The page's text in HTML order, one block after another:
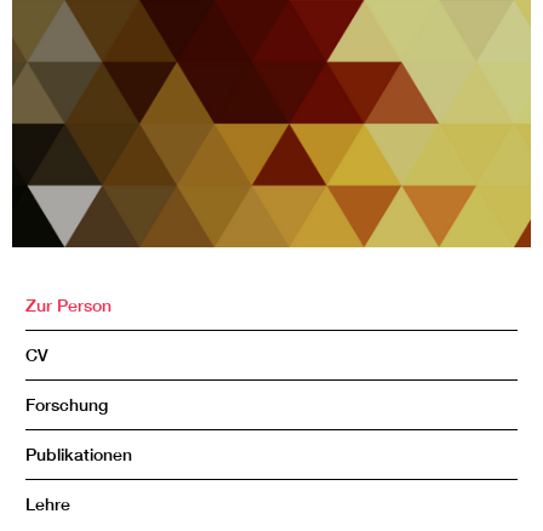
Zur Person
CV
Forschung
Publikationen
Lehre